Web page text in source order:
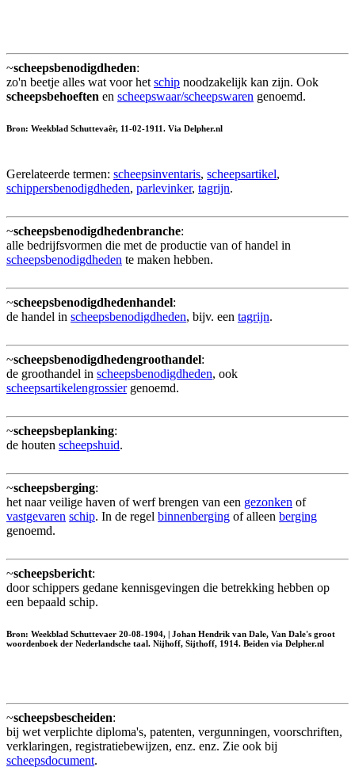
~scheepsbenodigdheden:
zo'n beetje alles wat voor het schip noodzakelijk kan zijn. Ook
scheepsbehoeften en scheepswaar/scheepswaren genoemd.
Bron: Weekblad Schuttevaêr, 11-02-1911. Via Delpher.nl
Gerelateerde termen: scheepsinventaris, scheepsartikel,
schippersbenodigdheden, parlevinker, tagrijn.
~scheepsbenodigdhedenbranche:
alle bedrijfsvormen die met de productie van of handel in
scheepsbenodigdheden te maken hebben.
~scheepsbenodigdhedenhandel:
de handel in scheepsbenodigdheden, bijv. een tagrijn.
~scheepsbenodigdhedengroothandel:
de groothandel in scheepsbenodigdheden, ook
scheepsartikelengrossiergenoemd.
~scheepsbeplanking:
de houten scheepshuid.
~scheepsberging:
het naar veilige haven of werf brengen van een gezonken of
vastgevaren schip. In de regel binnenberging of alleen berging
genoemd.
~scheepsbericht:
door schippers gedane kennisgevingen die betrekking hebben op
een bepaald schip.
Bron: Weekblad Schuttevaer 20-08-1904, | Johan Hendrik van Dale, Van Dale's groot
woordenboek der Nederlandsche taal. Nijhoff, Sijthoff, 1914. Beiden via Delpher.nl
~scheepsbescheiden:
bij wet verplichte diploma's, patenten, vergunningen, voorschriften,
verklaringen, registratiebewijzen, enz. enz. Zie ook bij
scheepsdocument.